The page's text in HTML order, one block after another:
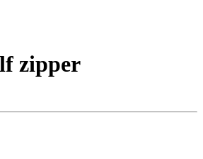
zipper